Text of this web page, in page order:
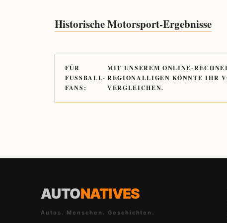
Historische Motorsport-Ergebnisse
FÜR
FUSSBALL-
FANS:
MIT UNSEREM ONLINE-
REGIONALLIGEN KÖNNTE IHR
VERGLEICHEN.
AUTONATIVES
Autos. Menschen. Geschichten.